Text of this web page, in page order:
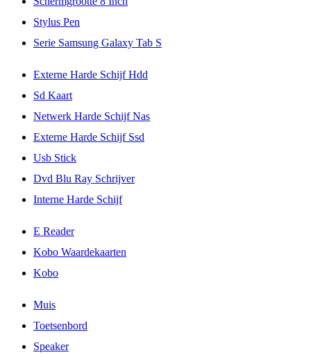
Stylus Pen
Serie Samsung Galaxy Tab S
Externe Harde Schijf Hdd
Sd Kaart
Netwerk Harde Schijf Nas
Externe Harde Schijf Ssd
Usb Stick
Dvd Blu Ray Schrijver
Interne Harde Schijf
E Reader
Kobo Waardekaarten
Kobo
Muis
Toetsenbord
Speaker